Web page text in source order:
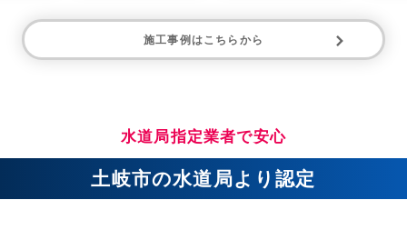
施工事例はこちらから
水道局指定業者で安心
土岐市の水道局より認定